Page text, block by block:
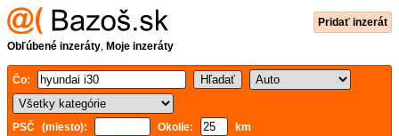
Pridať inzerát
Obľúbené inzeráty, Moje inzeráty
Čo:
PSČ (miesto): Okolie:
km